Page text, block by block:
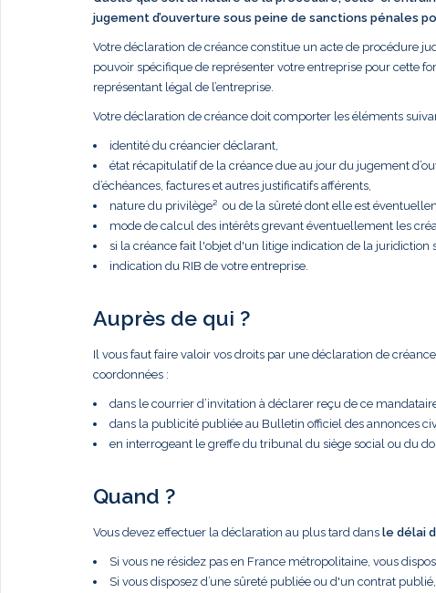
jugement d’ouverture sous peine de sanctions pénales
Votre déclaration de créance constitue un acte de procédure
pouvoir spécifique de représenter votre entreprise pour cette
représentant légal de l’entreprise.
Votre déclaration de créance doit comporter les éléments
identité du créancier déclarant,
état récapitulatif de la créance due au jour du jugement
d’échéances, factures et autres justificatifs afférents,
nature du privilège² ou de la sûreté dont elle est
mode de calcul des intérêts grevant éventuellement les
si la créance fait l'objet d'un litige indication de la juridiction
indication du RIB de votre entreprise.
Auprès de qui ?
Il vous faut faire valoir vos droits par une déclaration de
coordonnées :
dans le courrier d’invitation à déclarer reçu de ce
dans la publicité publiée au Bulletin officiel des annonces
en interrogeant le greffe du tribunal du siège social ou du
Quand ?
Vous devez effectuer la déclaration au plus tard dans le délai
Si vous ne résidez pas en France métropolitaine, vous
Si vous disposez d’une sûreté publiée ou d'un contrat